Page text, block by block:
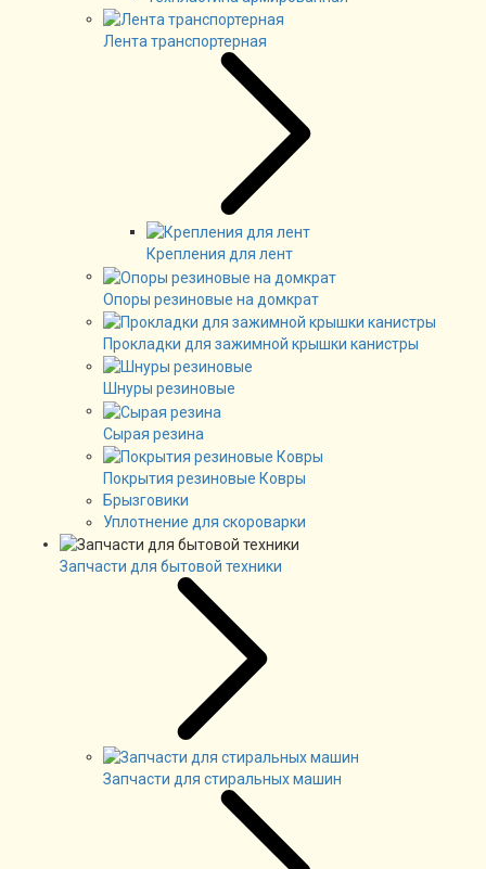
Лента транспортерная
Крепления для лент
Опоры резиновые на домкрат
Прокладки для зажимной крышки канистры
Шнуры резиновые
Сырая резина
Покрытия резиновые Ковры
Брызговики
Уплотнение для скороварки
Запчасти для бытовой техники
Запчасти для стиральных машин